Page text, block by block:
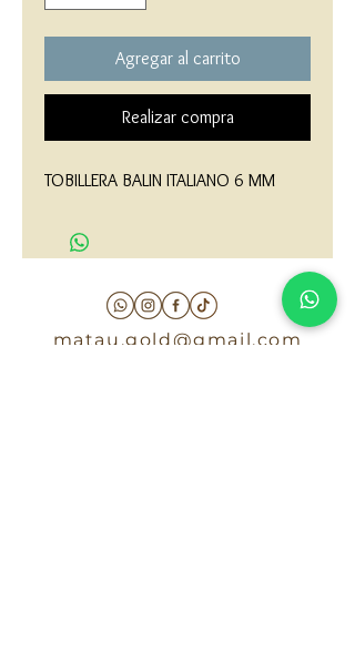
Agregar al carrito
Realizar compra
TOBILLERA BALIN ITALIANO 6 MM
matau.gold@gmail.com